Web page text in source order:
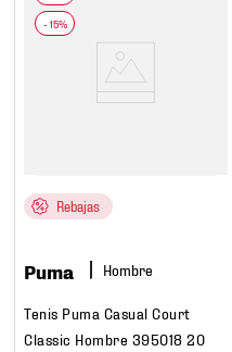
Rebajas
Puma Hombre
Tenis Puma Casual Court
Classic Hombre 395018 20